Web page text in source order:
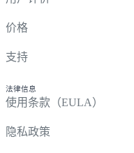
价格
支持
法律信息
使用条款（EULA）
隐私政策